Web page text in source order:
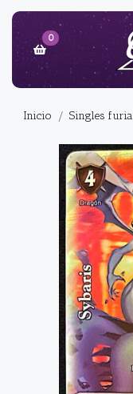
0
Inicio Singles furia